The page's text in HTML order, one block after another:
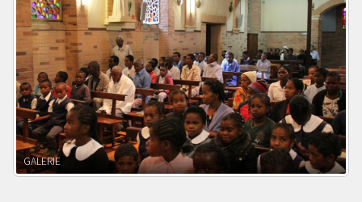
POWOŁANIE MISYJNE